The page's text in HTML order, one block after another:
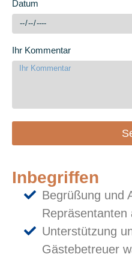
Datum
Ihr Kommentar
Inbegriffen
Begrüßung und
Repräsentanten
Unterstützung
Gästebetreuer